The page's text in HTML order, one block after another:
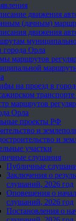
движения
(дачным)
движения
города Орла
маршрутов
на проезд в
маршрутов
Орла
проекты РФ
и
и
участки
слушания
Публичные
Заключения о
слушаний, 2026 год
Оповещения о
слушаний, 2026 год
Постановления о